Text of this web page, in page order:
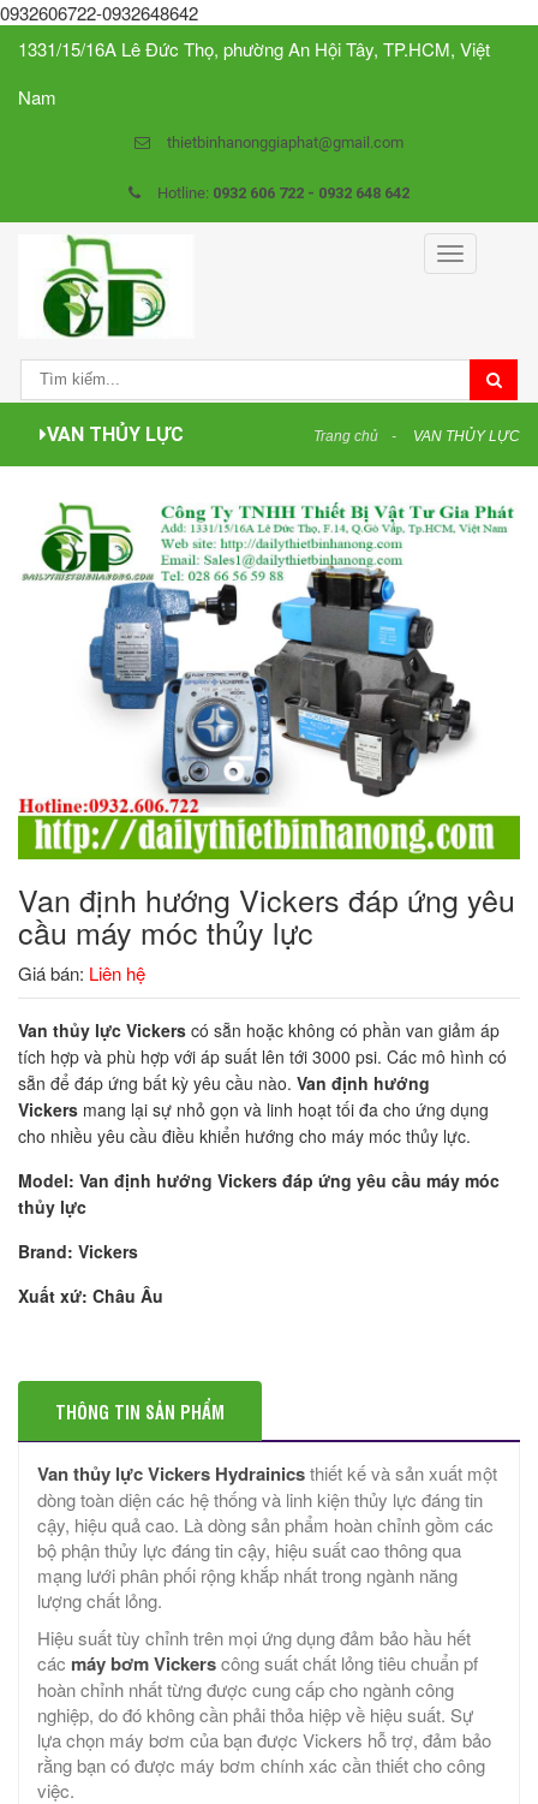
0932606722-0932648642
1331/15/16A Lê Đức Thọ, phường An Hội Tây, TP.HCM, Việt
Nam
thietbinhanonggiaphat@gmail.com
Hotline: 0932 606 722 - 0932 648 642
Toggle
navigation
VAN THỦY LỰC Trang chủ VAN THỦY LỰC
Van định hướng Vickers đáp ứng yêu
cầu máy móc thủy lực
Giá bán: Liên hệ
Van thủy lực Vickers có sẵn hoặc không có phần van giảm áp
tích hợp và phù hợp với áp suất lên tới 3000 psi. Các mô hình có
sẵn để đáp ứng bất kỳ yêu cầu nào. Van định hướng
Vickers mang lại sự nhỏ gọn và linh hoạt tối đa cho ứng dụng
cho nhiều yêu cầu điều khiển hướng cho máy móc thủy lực.
Model: Van định hướng Vickers đáp ứng yêu cầu máy móc
thủy lực
Brand: Vickers
Xuất xứ: Châu Âu
THÔNG TIN SẢN PHẨM
Van thủy lực Vickers Hydrainicsthiết kế và sản xuất một
dòng toàn diện các hệ thống và linh kiện thủy lực đáng tin
cậy, hiệu quả cao. Là dòng sản phẩm hoàn chỉnh gồm các
bộ phận thủy lực đáng tin cậy, hiệu suất cao thông qua
mạng lưới phân phối rộng khắp nhất trong ngành năng
lượng chất lỏng.
Hiệu suất tùy chỉnh trên mọi ứng dụng đảm bảo hầu hết
các máy bơm Vickerscông suất chất lỏng tiêu chuẩn pf
hoàn chỉnh nhất từng được cung cấp cho ngành công
nghiệp, do đó không cần phải thỏa hiệp về hiệu suất. Sự
lựa chọn máy bơm của bạn được Vickers hỗ trợ, đảm bảo
rằng bạn có được máy bơm chính xác cần thiết cho công
việc.